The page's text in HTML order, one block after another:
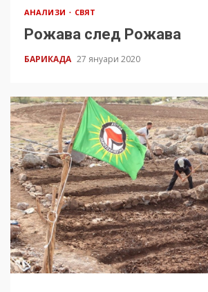
АНАЛИЗИ СВЯТ
Рожава след Рожава
БАРИКАДА 27 януари 2020